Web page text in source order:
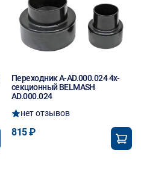
Переходник A-AD.000.024 4х-
секционный BELMASH
AD.000.024
нет отзывов
815 ₽